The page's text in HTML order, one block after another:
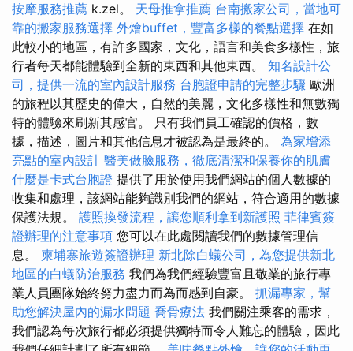
按摩服務推薦 k.zel。 天母推拿推薦 台南搬家公司，當地可
靠的搬家服務選擇 外燴buffet，豐富多樣的餐點選擇 在如
此較小的地區，有許多國家，文化，語言和美食多樣性，旅
行者每天都能體驗到全新的東西和其他東西。 知名設計公
司，提供一流的室內設計服務 台胞證申請的完整步驟 歐洲
的旅程以其歷史的偉大，自然的美麗，文化多樣性和無數獨
特的體驗來刷新其感官。 只有我們員工確認的價格，數
據，描述，圖片和其他信息才被認為是最終的。 為家增添
亮點的室內設計 醫美做臉服務，徹底清潔和保養你的肌膚
什麼是卡式台胞證 提供了用於使用我們網站的個人數據的
收集和處理，該網站能夠識別我們的網站，符合適用的數據
保護法規。 護照換發流程，讓您順利拿到新護照 菲律賓簽
證辦理的注意事項 您可以在此處閱讀我們的數據管理信
息。 柬埔寨旅遊簽證辦理 新北除白蟻公司，為您提供新北
地區的白蟻防治服務 我們為我們經驗豐富且敬業的旅行專
業人員團隊始終努力盡力而為而感到自豪。 抓漏專家，幫
助您解決屋內的漏水問題 喬骨療法 我們關注乘客的需求，
我們認為每次旅行都必須提供獨特而令人難忘的體驗，因此